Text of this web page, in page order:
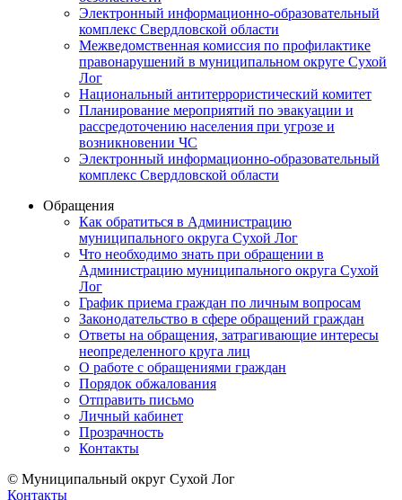
Электронный информационно-образовательный
комплекс Cвердловской области
Межведомственная комиссия по профилактике
правонарушений в муниципальном округе Сухой
Лог
Национальный антитеррористический комитет
Планирование мероприятий по эвакуации и
рассредоточению населения при угрозе и
возникновении ЧС
Электронный информационно-образовательный
комплекс Свердловской области
Обращения
Как обратиться в Администрацию
муниципального округа Сухой Лог
Что необходимо знать при обращении в
Администрацию муниципального округа Сухой
Лог
График приема граждан по личным вопросам
Законодательство в сфере обращений граждан
Ответы на обращения, затрагивающие интересы
неопределенного круга лиц
О работе с обращениями граждан
Порядок обжалования
Отправить письмо
Личный кабинет
Прозрачность
Контакты
© Муниципальный округ Сухой Лог
Контакты